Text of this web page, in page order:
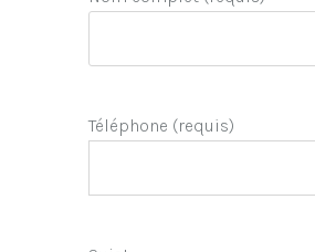
Téléphone (requis)